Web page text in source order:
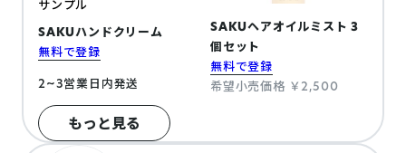
サンプル
SAKUハンドクリーム
無料で登録
2~3営業日内発送
SAKUヘアオイルミスト 3
個セット
無料で登録
希望小売価格 ￥2,500
もっと見る